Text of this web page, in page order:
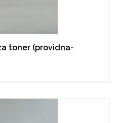
toner (providna-